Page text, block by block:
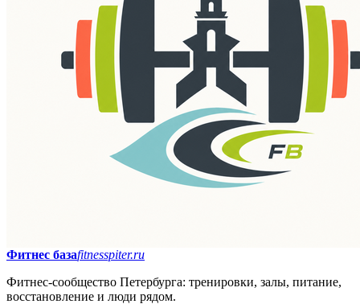
Фитнес базаfitnesspiter.ru
Фитнес-сообщество Петербурга: тренировки, залы, питание,
восстановление и люди рядом.